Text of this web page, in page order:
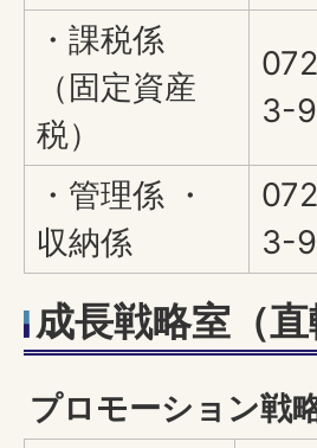
・課税係
（固定資産
税）
3-
・管理係 ・
収納係
3-
成長戦略室（直
プロモーション戦